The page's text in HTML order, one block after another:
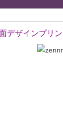
デザインプリ